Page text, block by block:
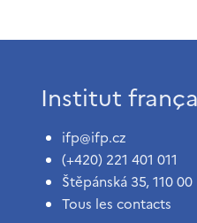
Institut
ifp@ifp.cz
(+420) 221 401 011
Štěpánská 35, 110 00
Tous les contacts